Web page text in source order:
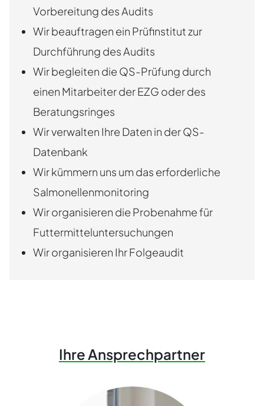
Vorbereitung des Audits
Wir beauftragen ein Prüfinstitut zur
Durchführung des Audits
Wir begleiten die QS-Prüfung durch
einen Mitarbeiter der EZG oder des
Beratungsringes
Wir verwalten Ihre Daten in der QS-
Datenbank
Wir kümmern uns um das erforderliche
Salmonellenmonitoring
Wir organisieren die Probenahme für
Futtermitteluntersuchungen
Wir organisieren Ihr Folgeaudit
Ihre Ansprechpartner